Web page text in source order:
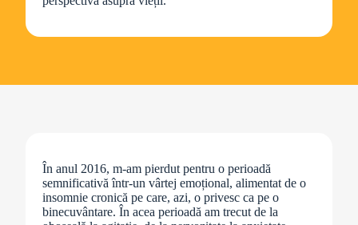
În anul 2016, m-am pierdut pentru o perioadă
semnificativă într-un vârtej emoțional, alimentat de o
insomnie cronică pe care, azi, o privesc ca pe o
binecuvântare. În acea perioadă am trecut de la